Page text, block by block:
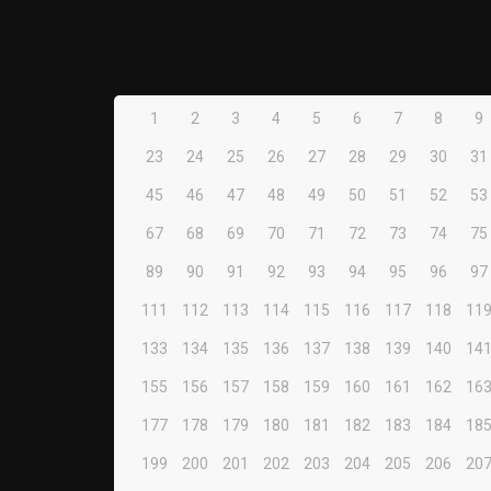
1 2 3 4 5 6 7 8 9
23 24 25 26 27 28 29 30 31
45 46 47 48 49 50 51 52 53
67 68 69 70 71 72 73 74 75
89 90 91 92 93 94 95 96 97
111 112 113 114 115 116 117 118 119
133 134 135 136 137 138 139 140 141
155 156 157 158 159 160 161 162 163
177 178 179 180 181 182 183 184 185
199 200 201 202 203 204 205 206 207